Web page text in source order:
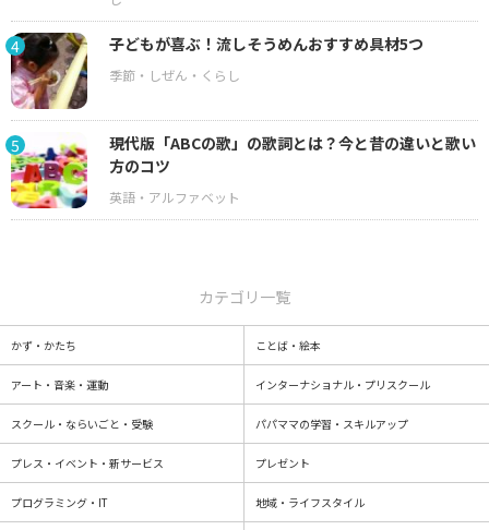
4 子どもが喜ぶ！流しそうめんおすすめ具材5つ
5
現代版「ABCの歌」の歌詞とは？今と昔の違いと歌い
方のコツ
カテゴリ一覧
かず・かたち ことば・絵本
アート・音楽・運動 インターナショナル・プリスクール
スクール・ならいごと・受験 パパママの学習・スキルアップ
プレス・イベント・新サービス プレゼント
プログラミング・IT 地域・ライフスタイル